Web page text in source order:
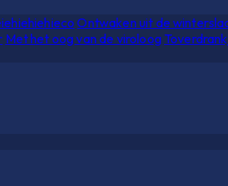
Ontwaken uit de
Met het oog van de viroloog